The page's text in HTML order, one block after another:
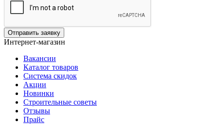
Отправить заявку
Интернет-магазин
Вакансии
Каталог товаров
Система скидок
Акции
Новинки
Строительные советы
Отзывы
Прайс